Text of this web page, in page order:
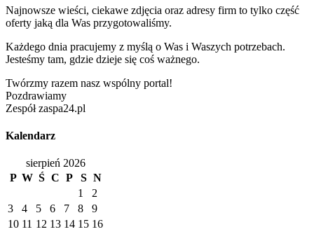
Najnowsze wieści, ciekawe zdjęcia oraz adresy firm to tylko część
oferty jaką dla Was przygotowaliśmy.
Każdego dnia pracujemy z myślą o Was i Waszych potrzebach.
Jesteśmy tam, gdzie dzieje się coś ważnego.
Twórzmy razem nasz wspólny portal!
Pozdrawiamy
Zespół zaspa24.pl
Kalendarz
sierpień 2026
P W Ś C P S N
1
2
3
4 5 6 7 8
9
10 11 12 13 14 15 16